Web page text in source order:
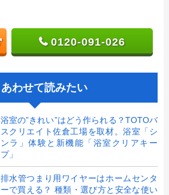
0120-091-026
あわせて読みたい
浴室の”きれい”はどう作られる？TOTOバ
スクリエイト佐倉工場を取材。浴室「シ
ンラ」体験と新機能「浴室クリアキー
プ」
排水管つまり用ワイヤーはホームセンタ
ーで買える？ 種類・選び方と安全な使い